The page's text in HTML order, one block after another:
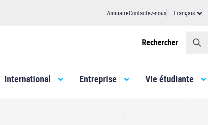
AnnuaireContactez-nous Français
Rechercher
International Entreprise Vie étudiante